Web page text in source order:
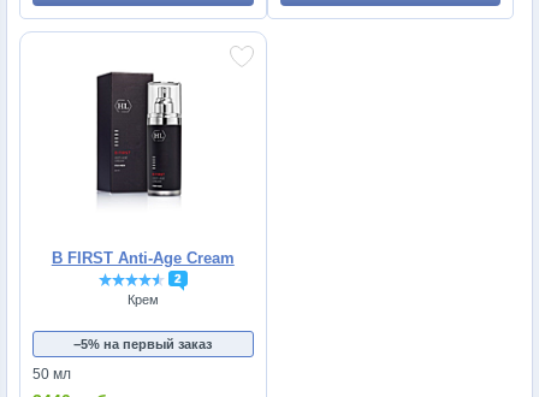
B FIRST Anti-Age Cream
2
Крем
−5% на первый заказ
50 мл